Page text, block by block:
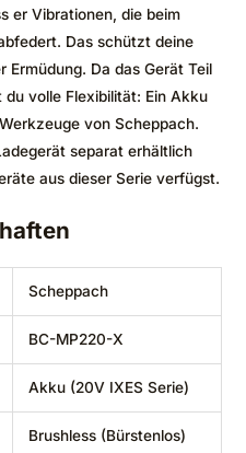
er Vibrationen, die beim
Das schützt deine
Ermüdung. Da das Gerät Teil
volle Flexibilität: Ein Akku
von Scheppach.
separat erhältlich
aus dieser Serie verfügst.
Scheppach
BC-MP220-X
Akku (20V IXES Serie)
Brushless (Bürstenlos)